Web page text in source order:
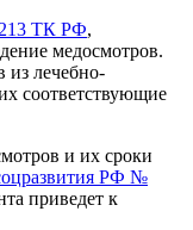
ТК РФ,
медосмотров.
из лечебно-
соответствующие
и их сроки
РФ №
приведет к